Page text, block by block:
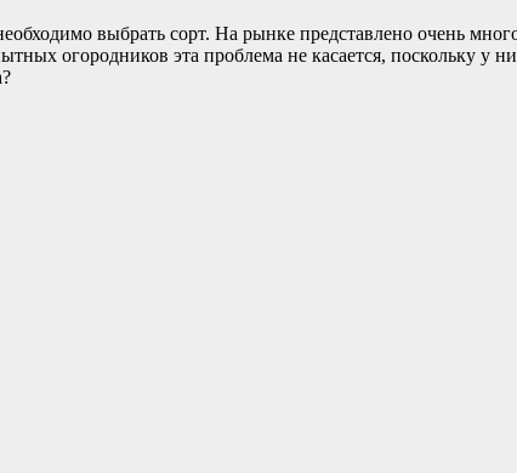
выбрать сорт. На рынке представлено очень
огородников эта проблема не касается, поскольку у